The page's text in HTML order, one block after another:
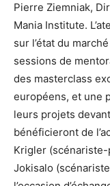
Pierre Ziemniak,
Mania Institute.
sur l’état du
sessions de
des masterclass
européens, et une
leurs projets
bénéficieront de
Krigler
Jokisalo